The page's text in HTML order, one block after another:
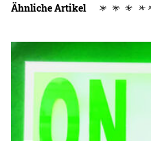
Ähnliche Artikel